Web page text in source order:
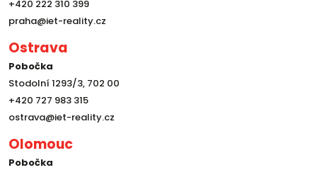
+420 222 310 399
praha@iet-reality.cz
Ostrava
Pobočka
Stodolní 1293/3, 702 00
+420 727 983 315
ostrava@iet-reality.cz
Olomouc
Pobočka